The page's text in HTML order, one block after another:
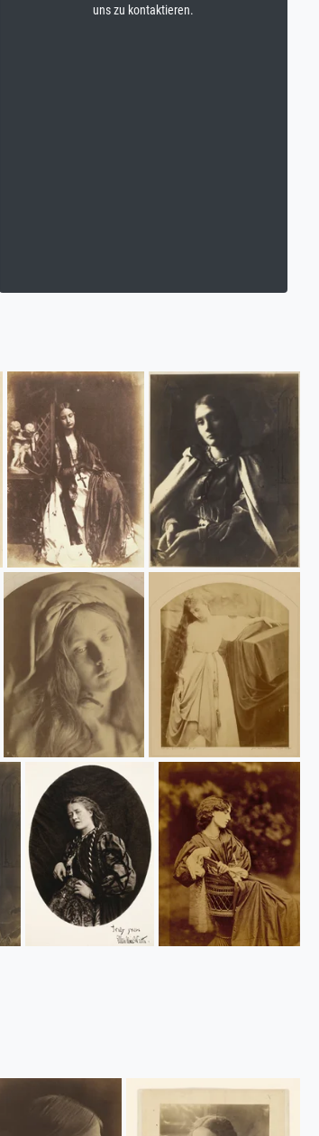
uns zu kontaktieren.